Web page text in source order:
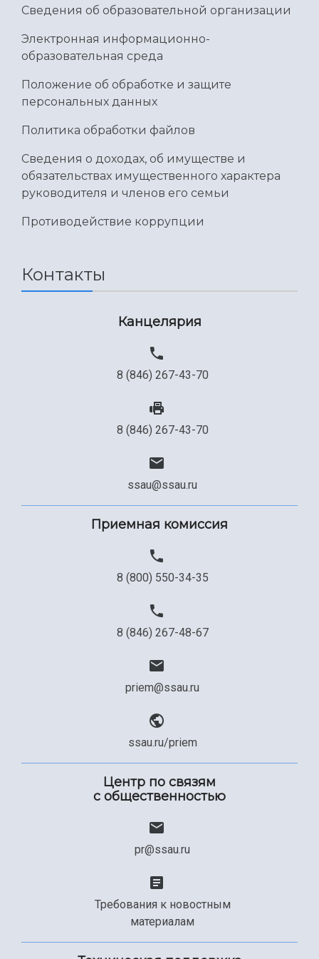
Умный дом бабочек
Сведения об образовательной организации
Официальные документы
Сведения об образовательной организации
Электронная информационно-
образовательная среда
Положение об обработке и защите
персональных данных
Политика обработки файлов
Сведения о доходах, об имуществе и
обязательствах имущественного характера
руководителя и членов его семьи
Противодействие коррупции
Контакты
Канцелярия
8 (846) 267-43-70
8 (846) 267-43-70
ssau@ssau.ru
Приемная комиссия
8 (800) 550-34-35
8 (846) 267-48-67
priem@ssau.ru
ssau.ru/priem
Центр по связям
с общественностью
pr@ssau.ru
Требования к новостным
материалам